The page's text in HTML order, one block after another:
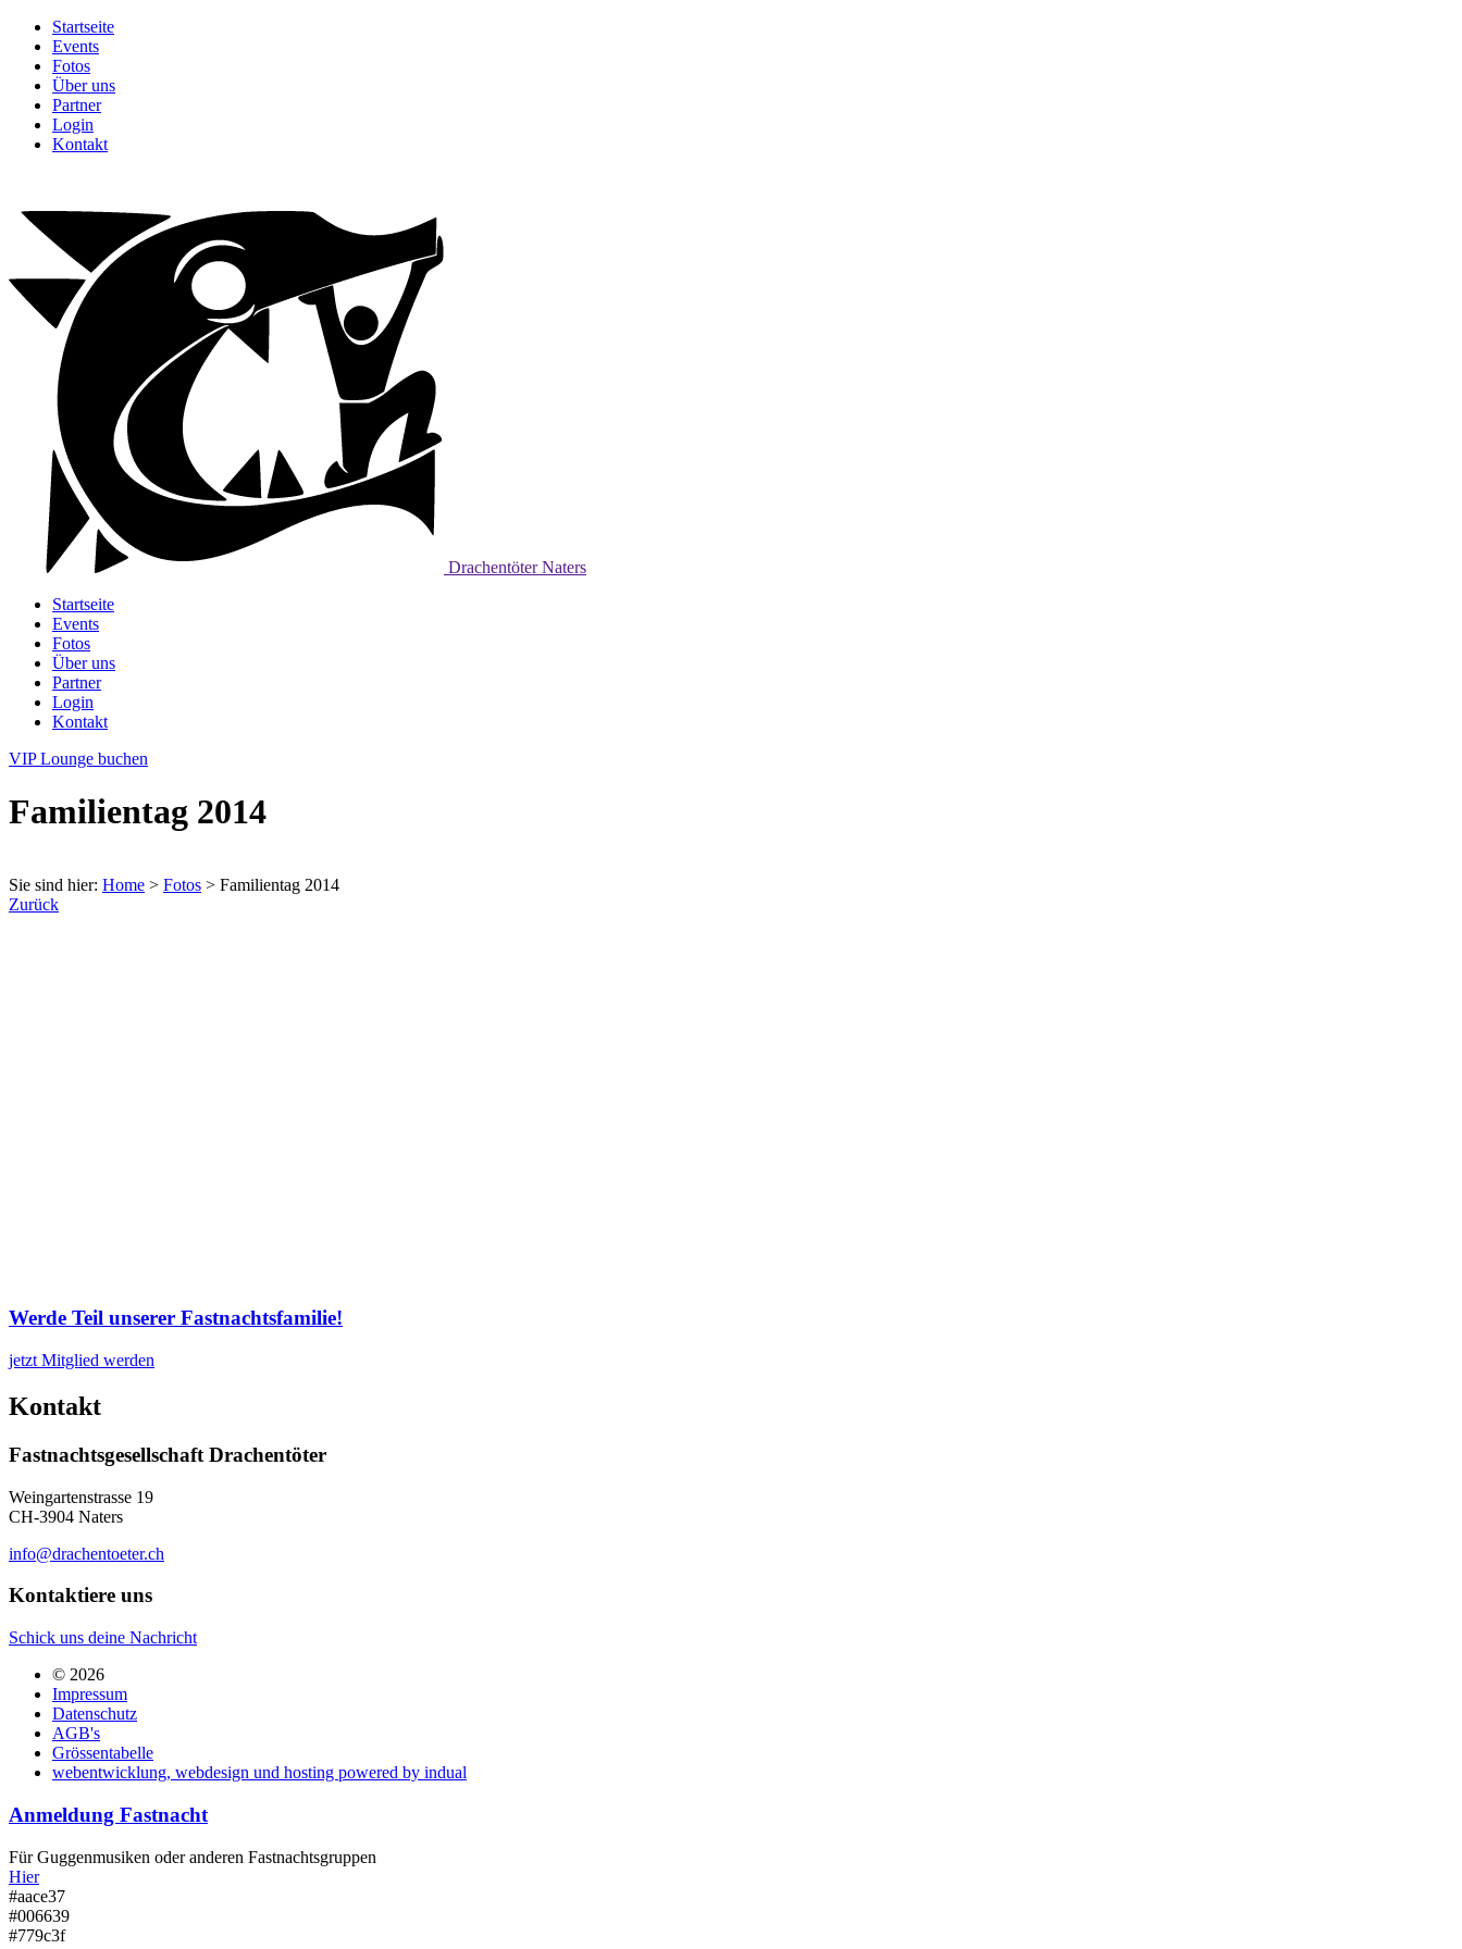
Startseite
Events
Fotos
Über uns
Partner
Login
Kontakt
Drachentöter Naters
Startseite
Events
Fotos
Über uns
Partner
Login
Kontakt
VIP Lounge buchen
Familientag 2014
Sie sind hier: Home > Fotos > Familientag 2014
Zurück
Werde Teil unserer Fastnachtsfamilie!
jetzt Mitglied werden
Kontakt
Fastnachtsgesellschaft Drachentöter
Weingartenstrasse 19
CH-3904 Naters
info@drachentoeter.ch
Kontaktiere uns
Schick uns deine Nachricht
© 2026
Impressum
Datenschutz
AGB's
Grössentabelle
webentwicklung, webdesign und hosting powered by indual
Anmeldung Fastnacht
Für Guggenmusiken oder anderen Fastnachtsgruppen
Hier
#aace37
#006639
#779c3f